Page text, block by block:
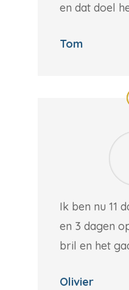
en dat doel
Tom
Ik ben nu 11
en 3 dagen
bril en het
Olivier